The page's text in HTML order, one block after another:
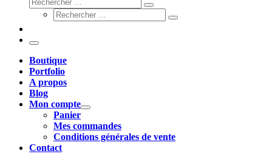
Rechercher
Rechercher
Rechercher
Menu
Boutique
Portfolio
A propos
Blog
Mon compte
Panier
Mes commandes
Conditions générales de vente
Contact